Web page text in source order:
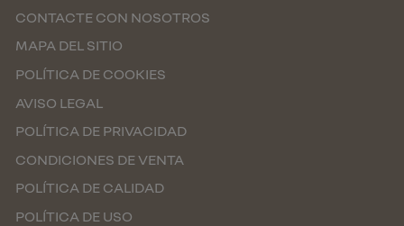
CONTACTE CON NOSOTROS
MAPA DEL SITIO
POLÍTICA DE COOKIES
AVISO LEGAL
POLÍTICA DE PRIVACIDAD
CONDICIONES DE VENTA
POLÍTICA DE CALIDAD
POLÍTICA DE USO